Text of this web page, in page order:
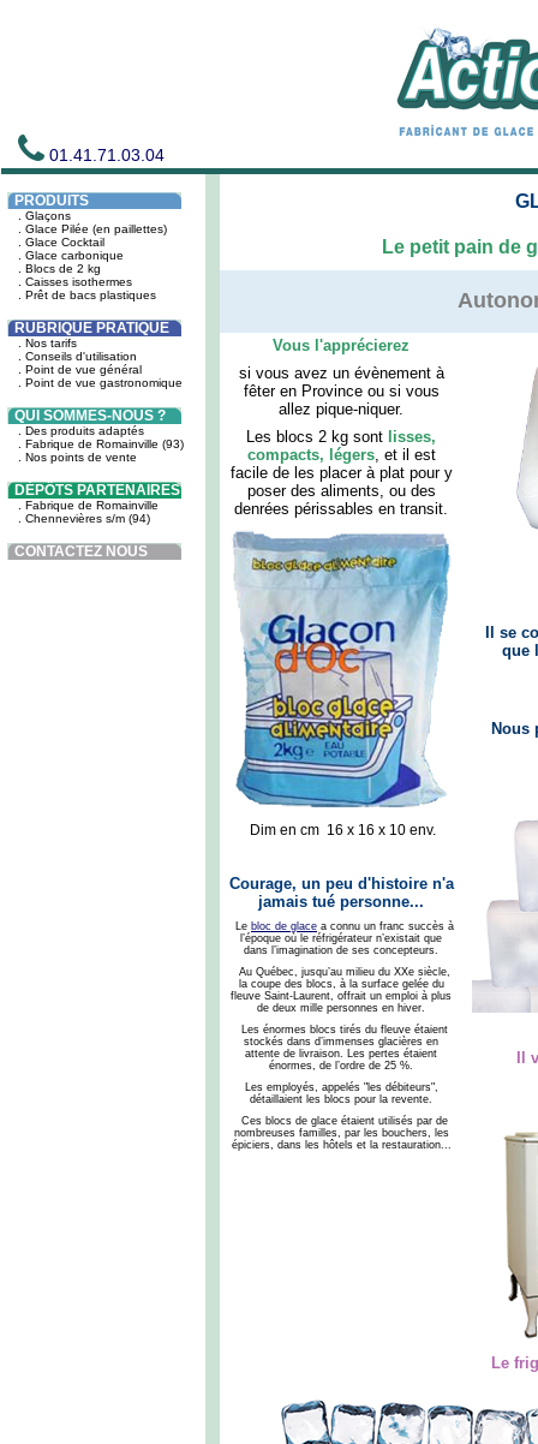
01.41.71.03.04
PRODUITS
. Glaçons
. Glace Pilée (en paillettes)
. Glace Cocktail
. Glace carbonique
. Blocs de 2 kg
. Caisses isothermes
. Prêt de bacs plastiques
RUBRIQUE PRATIQUE
. Nos tarifs
. Conseils d'utilisation
. Point de vue général
. Point de vue gastronomique
QUI SOMMES-NOUS ?
. Des produits adaptés
. Fabrique de Romainville (93)
. Nos points de vente
DÉPÔTS PARTENAIRES
. Fabrique de Romainville
. Chennevières s/m (94)
CONTACTEZ NOUS
Le petit pain de
Vous l'apprécierez
si vous avez un évènement à
fêter en Province ou si vous
allez pique-niquer.
Les blocs 2 kg sont lisses,
compacts, légers, et il est
facile de les placer à plat pour y
poser des aliments, ou des
denrées périssables en transit.
Dim en cm 16 x 16 x 10 env.
Courage, un peu d'histoire n'a
jamais tué personne...
Le bloc de glace a connu un franc succès à
l’époque où le réfrigérateur n’existait que
dans l’imagination de ses concepteurs.
Au Québec, jusqu’au milieu du XXe siècle,
la coupe des blocs, à la surface gelée du
fleuve Saint-Laurent, offrait un emploi à plus
de deux mille personnes en hiver.
Les énormes blocs tirés du fleuve étaient
stockés dans d’immenses glacières en
attente de livraison. Les pertes étaient
énormes, de l’ordre de 25 %.
Les employés, appelés "les débiteurs",
détaillaient les blocs pour la revente.
Ces blocs de glace étaient utilisés par de
nombreuses familles, par les bouchers, les
épiciers, dans les hôtels et la restauration...
Il se
que
Nous
Il
Le